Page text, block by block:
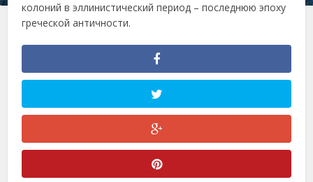
колоний в эллинистический период – последнюю эпоху
греческой античности.